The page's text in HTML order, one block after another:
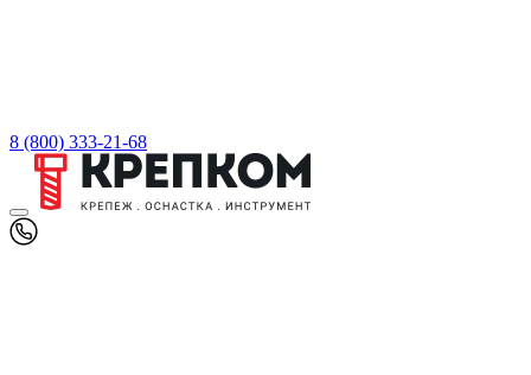
8 (800) 333-21-68